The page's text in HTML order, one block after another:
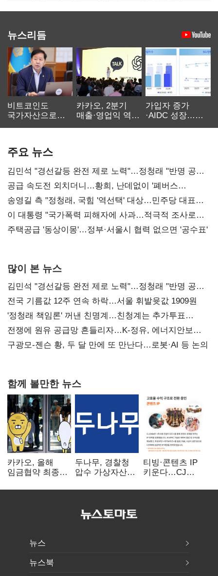
뉴스리듬
비트코인도
국가자산으로…'
카카오, 2분기
매출·영업익 역대
가입자 증가
·AIDC 성장…
주요 뉴스
김민석 "경선갈등 완전 제로 노력"…정청래 "반명 공세
사과부터"
공급 속도전 외치더니…황희, 난데없이 '폐버스
리모델링' 제안
송영길 측 "정청래, 국힘 '역선택' 대상…민주당 대표로
총선 지휘 못해"
이 대통령 "국가폭력 피해자에 사과…적극적 조사로
진실 밝혀야"
주택공급 '동상이몽'…정부·서울시 협력 없으면 '공수표'
많이 본 뉴스
김민석 "경선갈등 완전 제로 노력"…정청래 "반명 공세
사과부터"
전국 기름값 12주 연속 하락…서울 휘발윳값 1909원
'정청래 책임론' 꺼낸 친명계…친청계는 추가투표
때리기
전쟁에 원유 공급망 흔들리자…K-정유, 에너지안보
핵심으로 재부상
구광모-젠슨 황, 두 달 만에 또 만난다…로봇·AI 등 논의
함께 볼만한 뉴스
카카오, 올해
임금협약 최종
인상·격려금
두나무, 경찰청
압수 가상자산
커스터디 사업
티빙·콘텐츠 IP
키운다…CJ
글로벌 확장 가속
뉴스
뉴스북